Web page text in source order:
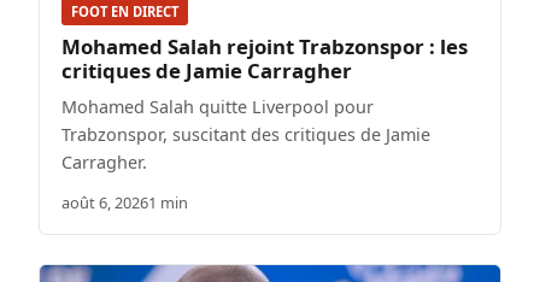
FOOT EN DIRECT
Mohamed Salah rejoint Trabzonspor : les
critiques de Jamie Carragher
Mohamed Salah quitte Liverpool pour
Trabzonspor, suscitant des critiques de Jamie
Carragher.
août 6, 20261 min